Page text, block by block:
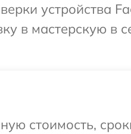
устройства
в мастерскую в
стоимость,